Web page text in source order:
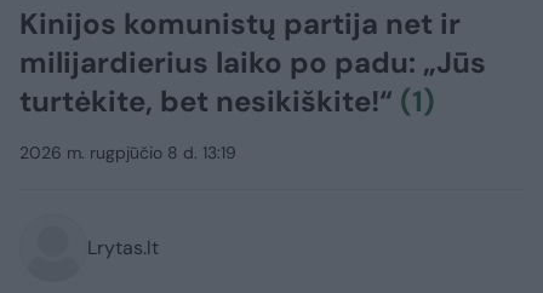
Kinijos komunistų partija net ir
milijardierius laiko po padu: „Jūs
turtėkite, bet nesikiškite!“ (1)
2026 m. rugpjūčio 8 d. 13:19
Lrytas.lt